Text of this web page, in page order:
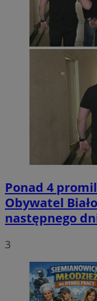
Ponad 4
Obywatel
następnego
3